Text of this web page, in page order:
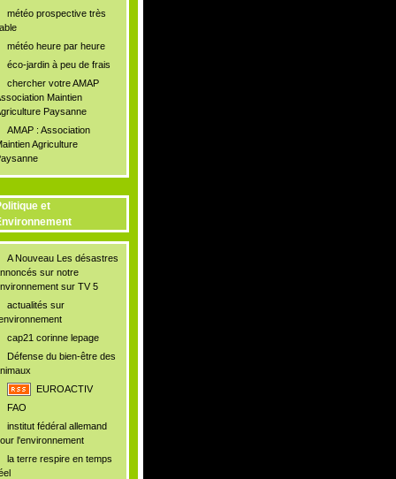
météo prospective très
météo heure par heure
éco-jardin à peu de frais
chercher votre AMAP
Maintien
Paysanne
AMAP : Association
Agriculture
et
A Nouveau Les désastres
sur notre
sur TV 5
actualités sur
cap21 corinne lepage
Défense du bien-être des
EUROACTIV
FAO
institut fédéral allemand
l'environnement
la terre respire en temps